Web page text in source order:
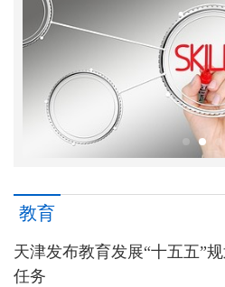
招聘信息
教育
天津发布教育发展“十五五”
任务